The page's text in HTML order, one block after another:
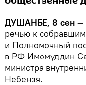
ДУШАНБЕ, 8 сен —
речью к
и Полномочный
в РФ Имомуддин
министра
Небензя.